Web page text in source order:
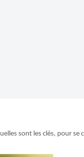
sont les clés, pour